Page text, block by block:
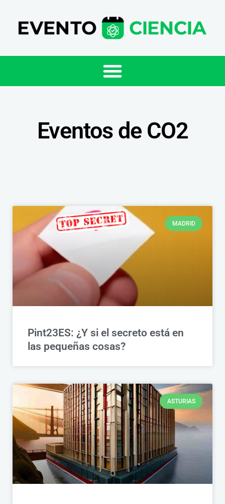
Eventos de CO2
MADRID
Pint23ES: ¿Y si el secreto está en
las pequeñas cosas?
ASTURIAS